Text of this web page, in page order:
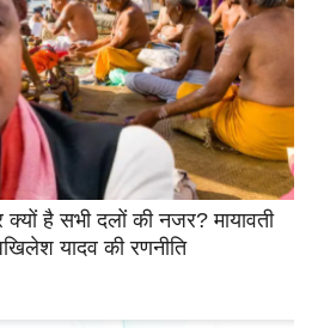
क्यों है सभी दलों की नजर? मायावती
यादव की रणनीति